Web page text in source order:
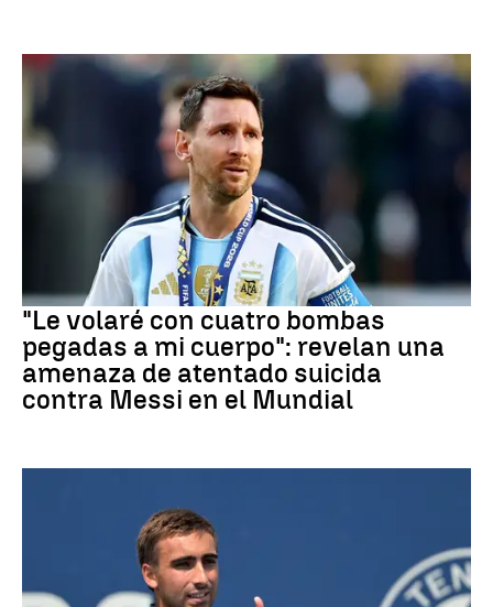
Mundial 2026
"Le volaré con cuatro bombas
pegadas a mi cuerpo": revelan una
amenaza de atentado suicida
contra Messi en el Mundial